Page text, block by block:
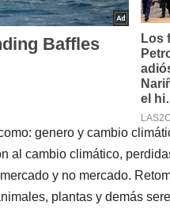
genero y cambio
al cambio climático,
y no mercado.
plantas y demás